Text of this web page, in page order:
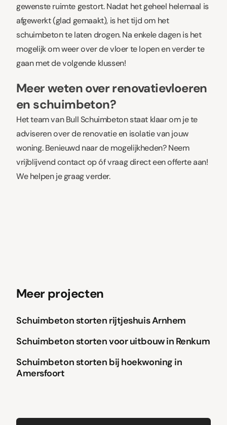
gewenste ruimte gestort. Nadat het geheel helemaal is
afgewerkt (glad gemaakt), is het tijd om het
schuimbeton te laten drogen. Na enkele dagen is het
mogelijk om weer over de vloer te lopen en verder te
gaan met de volgende klussen!
Meer weten over renovatievloeren
en schuimbeton?
Het team van Bull Schuimbeton staat klaar om je te
adviseren over de renovatie en isolatie van jouw
woning. Benieuwd naar de mogelijkheden? Neem
vrijblijvend contact op óf vraag direct een offerte aan!
We helpen je graag verder.
Meer projecten
Schuimbeton storten rijtjeshuis Arnhem
Schuimbeton
Schuimbeton storten voor uitbouw in Renkum
Schuimbeton
Schuimbeton storten bij hoekwoning in
Amersfoort